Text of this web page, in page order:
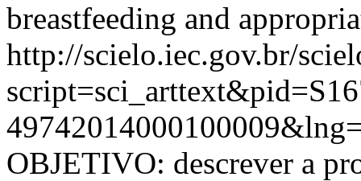
breastfeeding and
http://scielo.iec.gov.br/
OBJETIVO: descrever a